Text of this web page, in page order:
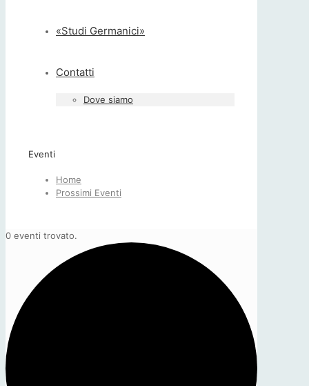
«Studi Germanici»
Contatti
Dove siamo
Eventi
Home
Prossimi Eventi
0 eventi trovato.